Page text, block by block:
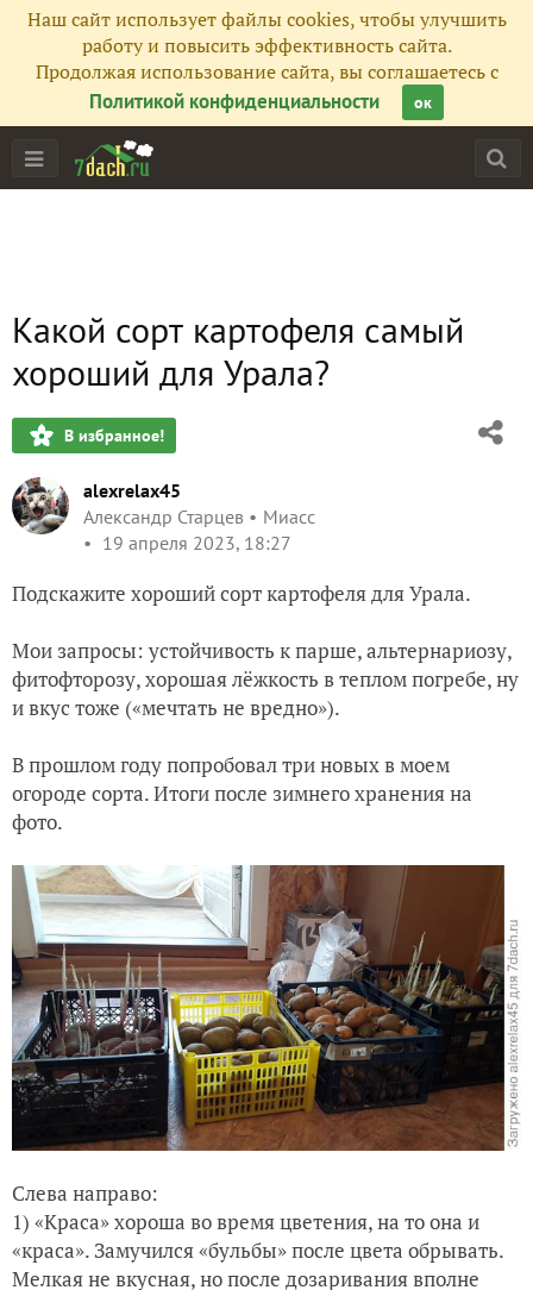
Наш сайт использует файлы cookies, чтобы улучшить
работу и повысить эффективность сайта.
Продолжая использование сайта, вы соглашаетесь с
Политикой конфиденциальности
ок
Какой сорт картофеля самый
хороший для Урала?
В избранное!
alexrelax45
Александр Старцев
Миасс
19 апреля 2023, 18:27
Подскажите хороший сорт картофеля для Урала.
Мои запросы: устойчивость к парше, альтернариозу,
фитофторозу, хорошая лёжкость в теплом погребе, ну
и вкус тоже («мечтать не вредно»).
В прошлом году попробовал три новых в моем
огороде сорта. Итоги после зимнего хранения на
фото.
Слева направо:
1) «Краса» хороша во время цветения, на то она и
«краса». Замучился «бульбы» после цвета обрывать.
Мелкая не вкусная, но после дозаривания вполне